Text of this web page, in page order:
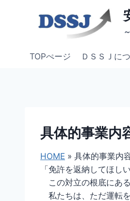
TOPぺージ ＤＳＳＪに
具体的事業内
HOME » 具体的事業内
「免許を返納してほし
この対立の根底にあ
私たちは、ただ運転